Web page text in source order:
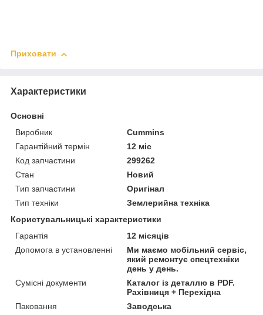
Приховати
Характеристики
Основні
Виробник
Cummins
Гарантійний термін
12 міс
Код запчастини
299262
Стан
Новий
Тип запчастини
Оригінал
Тип техніки
Землерийна техніка
Користувальницькі характеристики
Гарантія
12 місяців
Допомога в установленні
Ми маємо мобільний сервіс,
який ремонтує спецтехніки
день у день.
Сумісні документи
Каталог із деталлю в PDF.
Рахівниця + Перехідна
Паковання
Заводська